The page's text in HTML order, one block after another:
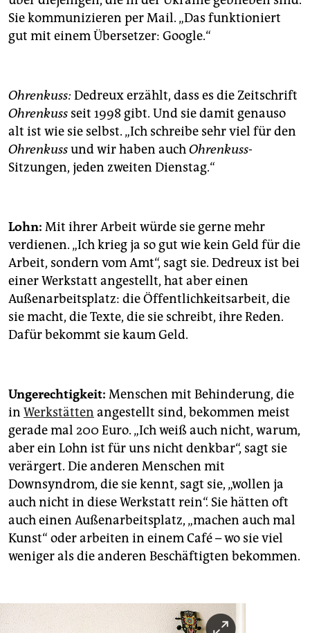
Sie kommunizieren per Mail. „Das funktioniert
gut mit einem Übersetzer: Google.“
Ohrenkuss: Dedreux erzählt, dass es die Zeitschrift
Ohrenkuss seit 1998 gibt. Und sie damit genauso
alt ist wie sie selbst. „Ich schreibe sehr viel für den
Ohrenkussund wir haben auchOhrenkuss-
Sitzungen, jeden zweiten Dienstag.“
Lohn: Mit ihrer Arbeit würde sie gerne mehr
verdienen. „Ich krieg ja so gut wie kein Geld für die
Arbeit, sondern vom Amt“, sagt sie. Dedreux ist bei
einer Werkstatt angestellt, hat aber einen
Außenarbeitsplatz: die Öffentlichkeitsarbeit, die
sie macht, die Texte, die sie schreibt, ihre Reden.
Dafür bekommt sie kaum Geld.
Ungerechtigkeit: Menschen mit Behinderung, die
in Werkstätten angestellt sind, bekommen meist
gerade mal 200 Euro. „Ich weiß auch nicht, warum,
aber ein Lohn ist für uns nicht denkbar“, sagt sie
verärgert. Die anderen Menschen mit
Downsyndrom, die sie kennt, sagt sie, „wollen ja
auch nicht in diese Werkstatt rein“. Sie hätten oft
auch einen Außenarbeitsplatz, „machen auch mal
Kunst“ oder arbeiten in einem Café – wo sie viel
weniger als die anderen Beschäftigten bekommen.